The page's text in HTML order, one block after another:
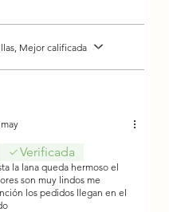
2,5 - 3
2,5 - 3
Mejor calificada
5 estrellas.
Verificada
la lana queda hermoso el
son muy lindos me
los pedidos llegan en el